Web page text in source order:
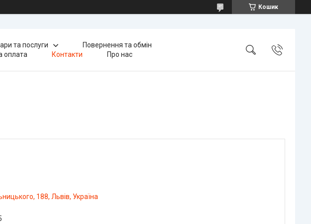
Кошик
та послуги
Повернення та обмін
оплата
Контакти Про нас
188, Львів, Україна